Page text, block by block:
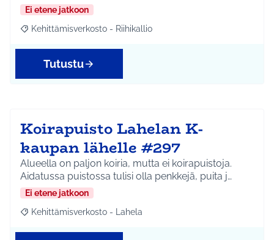
Ei etene jatkoon
Rajaa tulokset aihepiirin mukaan: Kehittämisverkosto -
Kehittämisverkosto - Riihikallio
Tutustu
Koirapuisto Lahelan K-
kaupan lähelle #297
Alueella on paljon koiria, mutta ei koirapuistoja.
Aidatussa puistossa tulisi olla penkkejä, puita j…
Ei etene jatkoon
Rajaa tulokset aihepiirin mukaan: Kehittämisverkosto - Lahela
Kehittämisverkosto - Lahela